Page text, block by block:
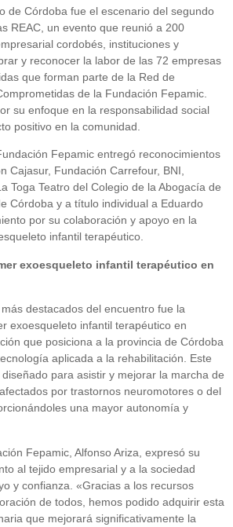
de Córdoba fue el escenario del segundo
REAC, un evento que reunió a 200
cordobés, instituciones y
y reconocer la labor de las 72 empresas
que forman parte de la Red de
de la Fundación Fepamic.
su enfoque en la responsabilidad social
positivo en la comunidad.
Fepamic entregó reconocimientos
Cajasur, Fundación Carrefour, BNI,
Toga Teatro del Colegio de la Abogacía de
Córdoba y a título individual a Eduardo
por su colaboración y apoyo en la
infantil terapéutico.
exoesqueleto infantil terapéutico en
destacados del encuentro fue la
exoesqueleto infantil terapéutico en
que posiciona a la provincia de Córdoba
aplicada a la rehabilitación. Este
para asistir y mejorar la marcha de
por trastornos neuromotores o del
una mayor autonomía y
Fepamic, Alfonso Ariza, expresó su
al tejido empresarial y a la sociedad
y confianza. «Gracias a los recursos
de todos, hemos podido adquirir esta
que mejorará significativamente la